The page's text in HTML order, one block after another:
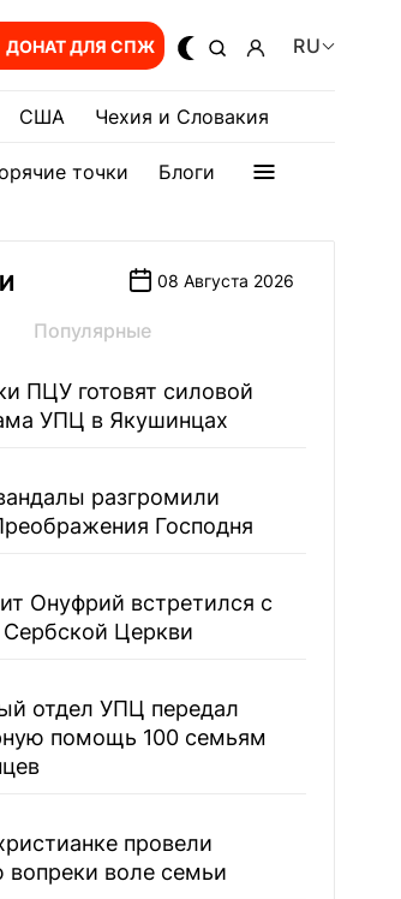
ДОНАТ ДЛЯ СПЖ RU
США Чехия и Словакия
точки Блоги
08 Августа 2026
Популярные
ПЦУ готовят силовой
УПЦ в Якушинцах
разгромили
Господня
Онуфрий встретился с
Церкви
отдел УПЦ передал
помощь 100 семьям
провели
вопреки воле семьи